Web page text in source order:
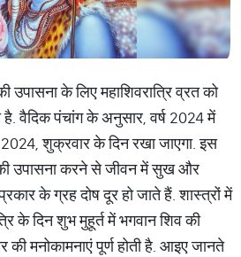
उपासना के लिए महाशिवरात्रि व्रत को
है. वैदिक पंचांग के अनुसार, वर्ष 2024 में
2024, शुक्रवार के दिन रखा जाएगा. इस
उपासना करने से जीवन में सुख और
के ग्रह दोष दूर हो जाते हैं. शास्त्रों में
के दिन शुभ मुहूर्त में भगवान शिव की
मनोकामनाएं पूर्ण होती है. आइए जानते